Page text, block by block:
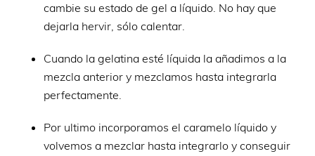
cambie su estado de gel a líquido. No hay que
dejarla hervir, sólo calentar.
Cuando la gelatina esté líquida la añadimos a la
mezcla anterior y mezclamos hasta integrarla
perfectamente.
Por ultimo incorporamos el caramelo líquido y
volvemos a mezclar hasta integrarlo y conseguir